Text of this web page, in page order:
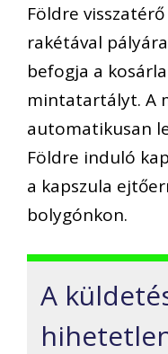
Földre
rakétával
befogja a
mintatartályt. A
automatikusan
Földre induló
a kapszula
bolygónkon.
A